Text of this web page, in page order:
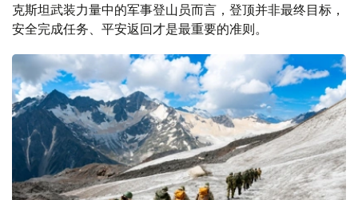
克斯坦武装力量中的军事登山员而言，登顶并非最终目标，
安全完成任务、平安返回才是最重要的准则。